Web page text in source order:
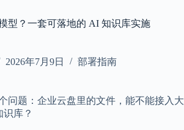
型？一套可落地的 AI 知识库实施
2026年7月9日 部署指南
问题：企业云盘里的文件，能不能接入大
库？